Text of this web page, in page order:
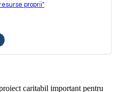
proprii"
caritabil important pentru